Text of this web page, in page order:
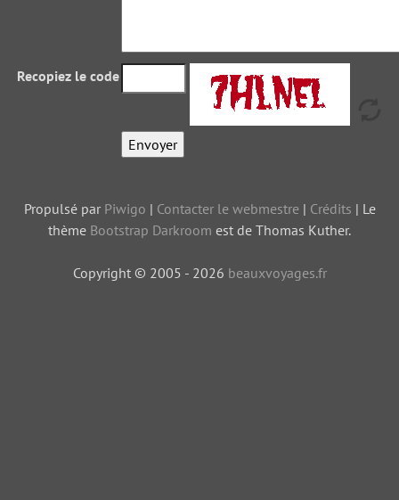
Recopiez le code
Propulsé par Piwigo | Contacter le webmestre | Crédits | Le
thème Bootstrap Darkroom est de Thomas Kuther.
Copyright © 2005 - 2026 beauxvoyages.fr